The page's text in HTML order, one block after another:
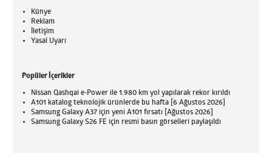
Künye
Reklam
İletişim
Yasal Uyarı
Popüler İçerikler
Nissan Qashqai e-Power ile 1.980 km yol yapılarak rekor kırıldı
A101 katalog teknolojik ürünlerde bu hafta [6 Ağustos 2026]
Samsung Galaxy A37 için yeni A101 fırsatı [Ağustos 2026]
Samsung Galaxy S26 FE için resmi basın görselleri paylaşıldı